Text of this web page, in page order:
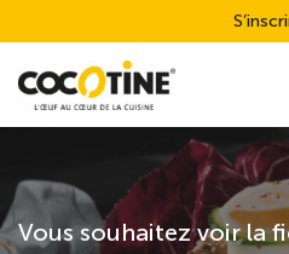
Vous souhaitez voir la